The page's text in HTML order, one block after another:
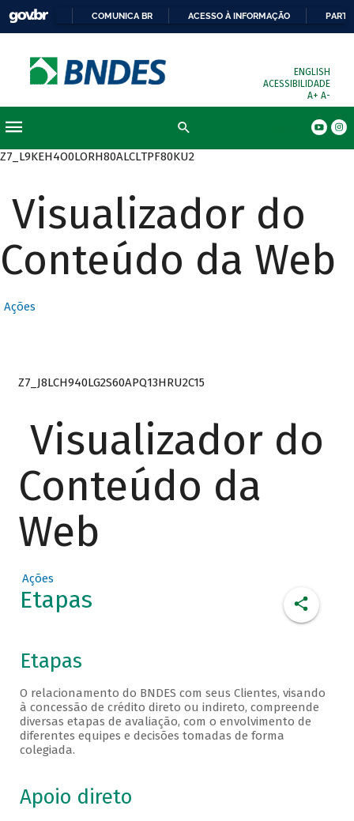
COMUNICA BR ACESSO À INFORMAÇÃO
ENGLISH
ACESSIBILIDADE
A+ A-
Z7_L9KEH4O0LORH80ALCLTPF80KU2
Visualizador do
Conteúdo da Web
Ações
Z7_J8LCH940LG2S60APQ13HRU2C15
Visualizador do
Conteúdo da
Web
Ações
Etapas
Etapas
O relacionamento do BNDES com seus Clientes, visando
à concessão de crédito direto ou indireto, compreende
diversas etapas de avaliação, com o envolvimento de
diferentes equipes e decisões tomadas de forma
colegiada.
Apoio direto